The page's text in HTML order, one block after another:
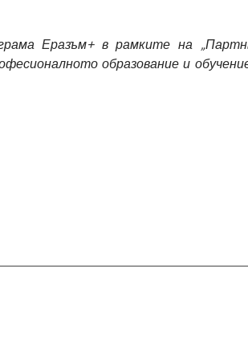
Еразъм+ в рамките на
образование и